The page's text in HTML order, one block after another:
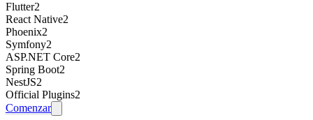
Flutter2
React Native2
Phoenix2
Symfony2
ASP.NET Core2
Spring Boot2
NestJS2
Official Plugins2
Comenzar